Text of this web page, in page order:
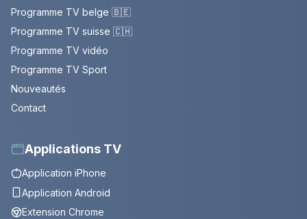
Programme TV belge 🇧🇪
Programme TV suisse 🇨🇭
Programme TV vidéo
Programme TV Sport
Nouveautés
Contact
Applications TV
Application iPhone
Application Android
Extension Chrome